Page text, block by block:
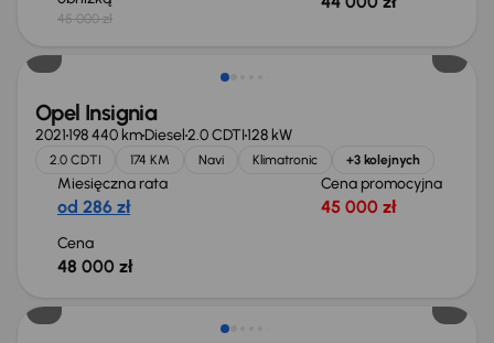
45 000 zł
Opel Insignia
2021198 440 kmDiesel2.0 CDTI128 kW
2.0 CDTI 174 KM Navi Klimatronic +3 kolejnych
Miesięczna rata
od 286 zł
Cena promocyjna
45 000 zł
Cena
48 000 zł